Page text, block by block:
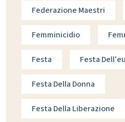
Federazione Maestri
Femminicidio
Festa Festa
Festa Della Donna
Festa Della Liberazione